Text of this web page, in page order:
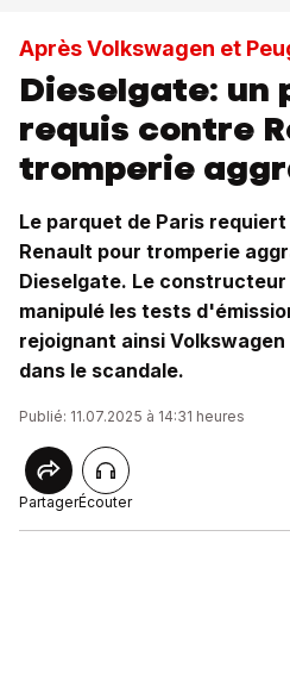
Après Volkswagen et
Dieselgate: un
requis contre
tromperie
Le parquet de Paris
Renault pour tromperie
Dieselgate. Le
manipulé les tests
rejoignant ainsi
dans le scandale.
Publié: 11.07.2025 à 14:31 heures
PartagerÉcouter